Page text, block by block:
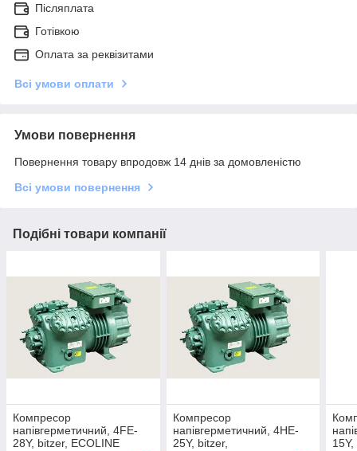
Післяплата
Готівкою
Оплата за реквізитами
Всі умови оплати
Умови повернення
Повернення товару впродовж 14 днів за домовленістю
Всі умови повернення
Подібні товари компанії
Компресор
напівгерметичний, 4FE-
28Y, bitzer, ECOLINE
Компресор
напівгерметичний, 4HE-
25Y, bitzer,